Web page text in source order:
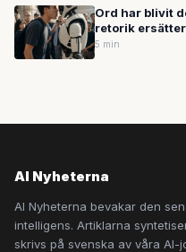
Ord har blivit
retorik
5 min
AI Nyheterna
AI Nyheterna bevakar den
intelligens. Artiklarna
skrivs på svenska av våra AI-